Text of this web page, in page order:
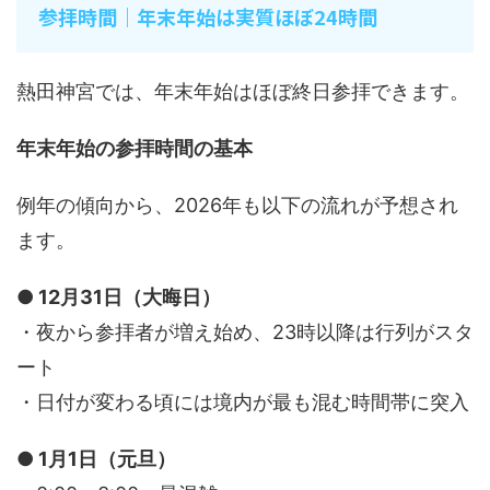
参拝時間｜年末年始は実質ほぼ24時間
熱田神宮では、年末年始はほぼ終日参拝できます。
年末年始の参拝時間の基本
例年の傾向から、2026年も以下の流れが予想され
ます。
● 12月31日（大晦日）
・夜から参拝者が増え始め、23時以降は行列がスタ
ート
・日付が変わる頃には境内が最も混む時間帯に突入
● 1月1日（元旦）